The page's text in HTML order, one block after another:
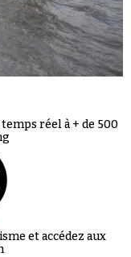
réel à + de 500
et accédez aux